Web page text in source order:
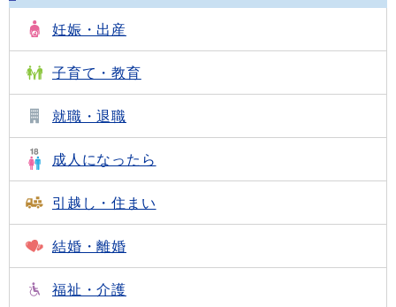
妊娠・出産
子育て・教育
就職・退職
成人になったら
引越し・住まい
結婚・離婚
福祉・介護